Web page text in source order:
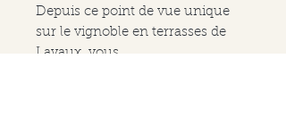
Depuis ce point de vue unique
sur le vignoble en terrasses de
Lavaux, vous